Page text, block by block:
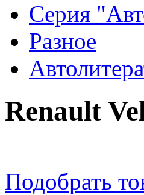
Серия
Разное
Renault
Подобрать